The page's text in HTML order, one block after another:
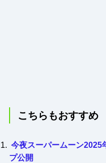
こちらもおすすめ
今夜スーパームーン
プ公開